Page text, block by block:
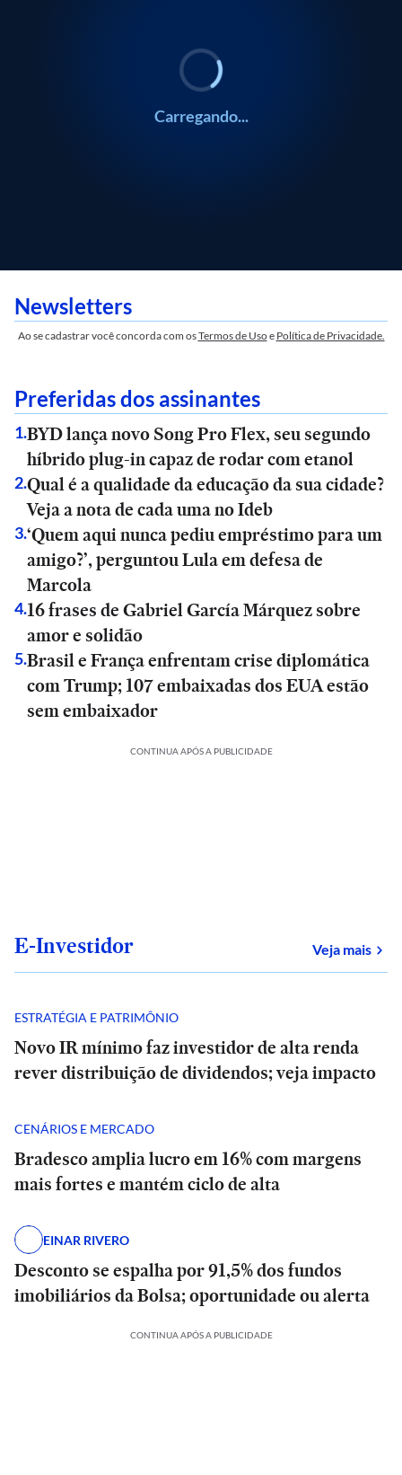
Carregando...
Newsletters
Ao se cadastrar você concorda com osTermos de Usoe Política de Privacidade.
Preferidas dos assinantes
1.BYD lança novo Song Pro Flex, seu segundo
híbrido plug-in capaz de rodar com etanol
2.Qual é a qualidade da educação da sua cidade?
Veja a nota de cada uma no Ideb
3.‘Quem aqui nunca pediu empréstimo para um
amigo?’, perguntou Lula em defesa de
Marcola
4.16 frases de Gabriel García Márquez sobre
amor e solidão
5.Brasil e França enfrentam crise diplomática
com Trump; 107 embaixadas dos EUA estão
sem embaixador
CONTINUA APÓS A PUBLICIDADE
E-Investidor Veja mais
ESTRATÉGIA E PATRIMÔNIO
Novo IR mínimo faz investidor de alta renda
rever distribuição de dividendos; veja impacto
CENÁRIOS E MERCADO
Bradesco amplia lucro em 16% com margens
mais fortes e mantém ciclo de alta
EINAR RIVERO
Desconto se espalha por 91,5% dos fundos
imobiliários da Bolsa; oportunidade ou alerta
CONTINUA APÓS A PUBLICIDADE